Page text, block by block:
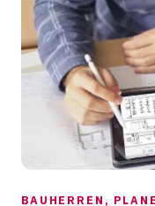
BAUHERREN,